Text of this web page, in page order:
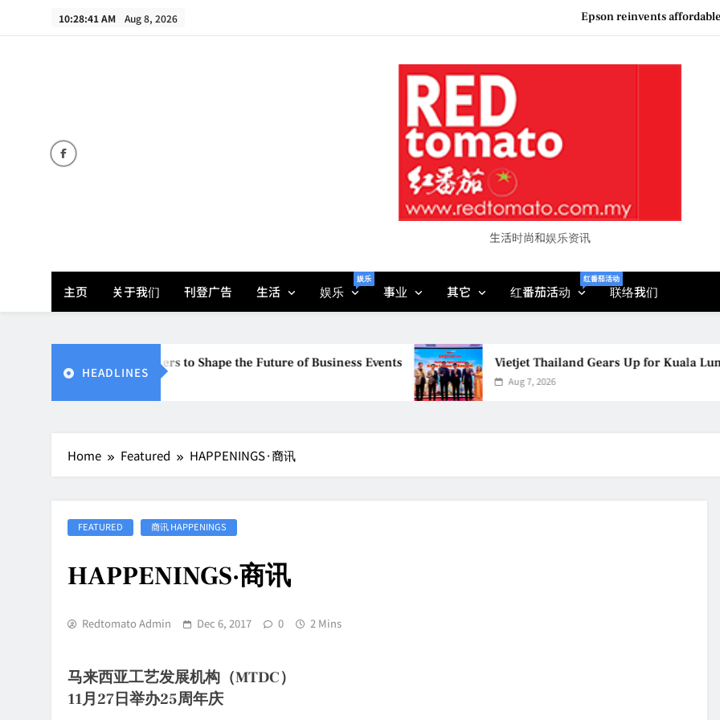
10:28:41 AM Aug 8, 2026 Epson reinvents
Epson reinvents
生活时尚和娱乐资讯
主页 关于我们 刊登广告 生活 娱乐
娱乐
事业 其它 红番茄活动
红番茄活动
联络我们
HEADLINES
Global Stakeholders to Shape the Future of Business Events Vietjet Thailand Gears Up for Kuala
Aug 7, 2026
Home Featured HAPPENINGS·商讯
FEATURED 商讯 HAPPENINGS
HAPPENINGS·商讯
Redtomato Admin Dec 6, 2017 0 2 Mins
马来西亚工艺发展机构（MTDC）
11月27日举办25周年庆